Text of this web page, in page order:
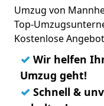
Umzug von
Top-
Kostenlose
✓ Wir helfen
Umzug geht!
✓ Schnell &